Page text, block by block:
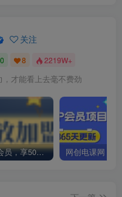
关注
0 8 2219W+
才能看上去毫不费劲
加入VIP会员，享50%的推广提成，免费学习多种网上创业课程，菜鸟秒变大神！